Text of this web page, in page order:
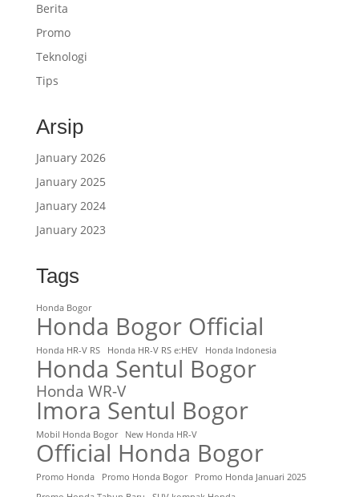
Berita
Promo
Teknologi
Tips
Arsip
January 2026
January 2025
January 2024
January 2023
Tags
Honda Bogor
Honda Bogor Official
Honda HR-V RS Honda HR-V RS e:HEV Honda Indonesia
Honda Sentul Bogor
Honda WR-V
Imora Sentul Bogor
Mobil Honda Bogor New Honda HR-V
Official Honda Bogor
Promo Honda Promo Honda Bogor
Promo Honda Januari 2025